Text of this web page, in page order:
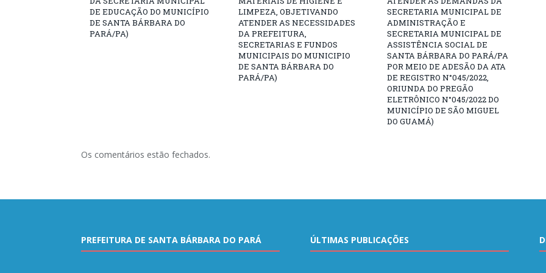
DE EDUCAÇÃO DO MUNICÍPIO
DE SANTA BÁRBARA DO
PARÁ/PA)
LIMPEZA, OBJETIVANDO
ATENDER AS NECESSIDADES
DA PREFEITURA,
SECRETARIAS E FUNDOS
MUNICIPAIS DO MUNICIPIO
DE SANTA BÁRBARA DO
PARÁ/PA)
SECRETARIA MUNICIPAL DE
ADMINISTRAÇÃO E
SECRETARIA MUNICIPAL DE
ASSISTÊNCIA SOCIAL DE
SANTA BÁRBARA DO PARÁ/PA
POR MEIO DE ADESÃO DA ATA
DE REGISTRO N°045/2022,
ORIUNDA DO PREGÃO
ELETRÔNICO N°045/2022 DO
MUNICÍPIO DE SÃO MIGUEL
DO GUAMÁ)
Os comentários estão fechados.
PREFEITURA DE SANTA BÁRBARA DO PARÁ ÚLTIMAS PUBLICAÇÕES